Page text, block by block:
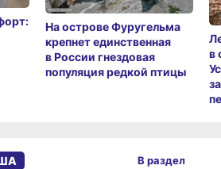
На острове Фуругельма
крепнет единственная
в России гнездовая
популяция редкой птицы
в
В раздел